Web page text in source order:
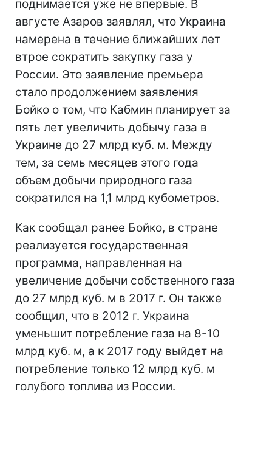
поднимается уже не впервые. В
августе Азаров заявлял, что Украина
намерена в течение ближайших лет
втрое сократить закупку газа у
России. Это заявление премьера
стало продолжением заявления
Бойко о том, что Кабмин планирует за
пять лет увеличить добычу газа в
Украине до 27 млрд куб. м. Между
тем, за семь месяцев этого года
объем добычи природного газа
сократился на 1,1 млрд кубометров.
Как сообщал ранее Бойко, в стране
реализуется государственная
программа, направленная на
увеличение добычи собственного газа
до 27 млрд куб. м в 2017 г. Он также
сообщил, что в 2012 г. Украина
уменьшит потребление газа на 8-10
млрд куб. м, а к 2017 году выйдет на
потребление только 12 млрд куб. м
голубого топлива из России.